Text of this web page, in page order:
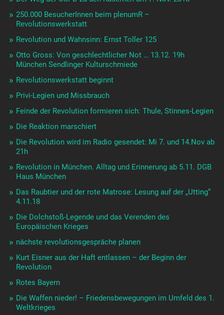
250.000 BesucherInnen beim plenumR –
Revolutionswerkstatt
Revolution und Wahnsinn: Ernst Toller 125
Otto Gross: Von geschlechtlicher Not … 13.12. 19h
München Sendlinger Kulturschmiede
Revolutionswerkstatt beginnt
Privi-Legien und Missbrauch
Feinde der Revolution formieren sich: Thule, Stinnes-Legien
Die Reaktion marschiert
Die Revolution wird im Radio gesendet: Mi 7. und 14.Nov ab
21h
Revolution in München. Alltag und Erinnerung ab 5.11. DGB
Haus München
Das Raubtier und der rote Matrose: Lesung auf der „Utting“
4.11.18
Die Dolchstoß-Legende und das Verenden des
Europäischen Krieges
nächste revolutionsgespräche planen
Kurt Eisner aus der Haft entlassen – der Beginn der
Revolution
Rotes Bayern
Die Waffen nieder! – Friedensbewegungen im Umfeld des 1.
Weltkrieges